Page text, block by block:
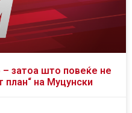
затоа што повеќе не
план“ на Муцунски